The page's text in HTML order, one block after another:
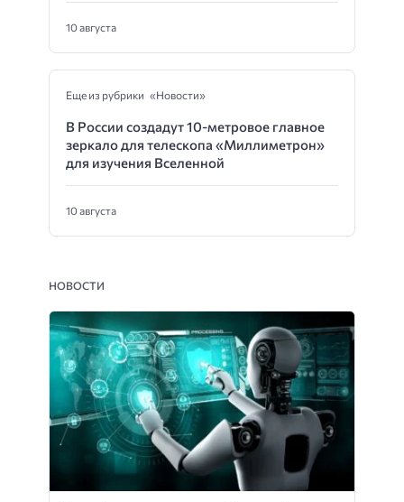
10 августа
Еще из рубрики «Новости»
В России создадут 10-метровое главное
зеркало для телескопа «Миллиметрон»
для изучения Вселенной
10 августа
НОВОСТИ